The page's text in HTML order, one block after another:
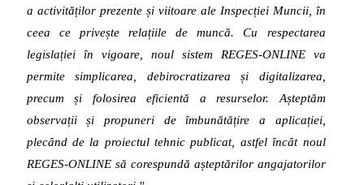
a activităților prezente și viitoare ale Inspecției Muncii, în
ceea ce privește relațiile de muncă.Cu respectarea
legislației în vigoare, noul sistem REGES-ONLINE va
permite simplicarea, debirocratizarea și digitalizarea,
precum și folosirea eficientă a resurselor. Așteptăm
observații și propuneri de îmbunătățire a aplicației,
plecând de la proiectul tehnic publicat, astfel încât noul
REGES-ONLINE să corespundă așteptărilor angajatorilor